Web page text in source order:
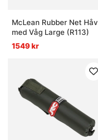
McLean Rubber Net Håv
med Våg Large (R113)
1549 kr